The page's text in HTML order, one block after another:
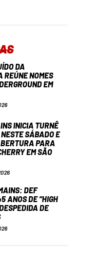
DA
REÚNE NOMES
EM
INICIA TURNÊ
SÁBADO E
PARA
EM SÃO
DEF
ANOS DE “HIGH
DE